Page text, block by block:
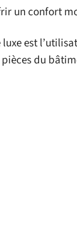
un confort
est
du